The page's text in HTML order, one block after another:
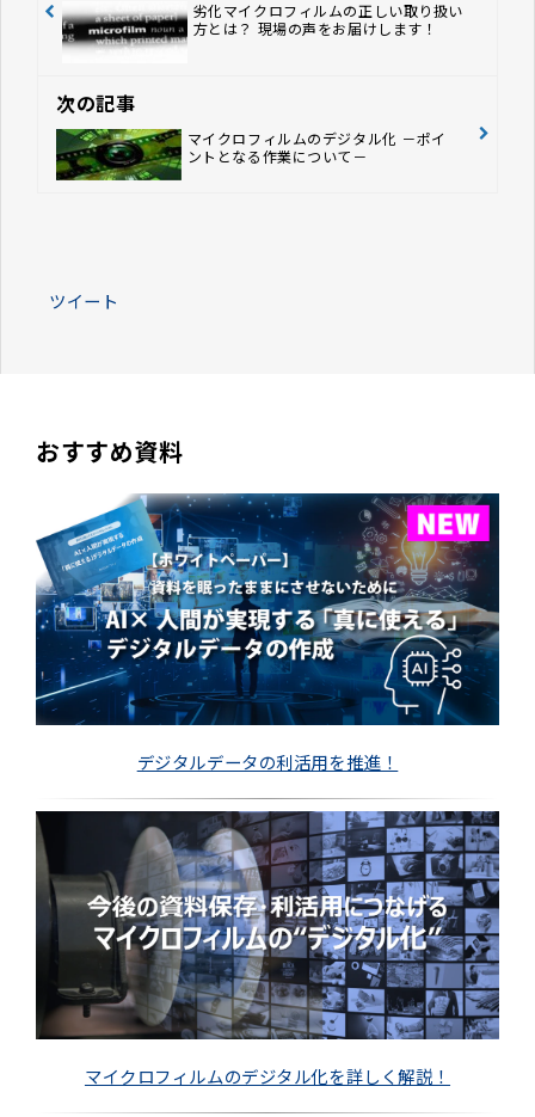
劣化マイクロフィルムの正しい取り扱い
方とは？ 現場の声をお届けします！
次の記事
マイクロフィルムのデジタル化 －ポイ
ントとなる作業について－
ツイート
おすすめ資料
デジタルデータの利活用を推進！
マイクロフィルムのデジタル化を詳しく解説！